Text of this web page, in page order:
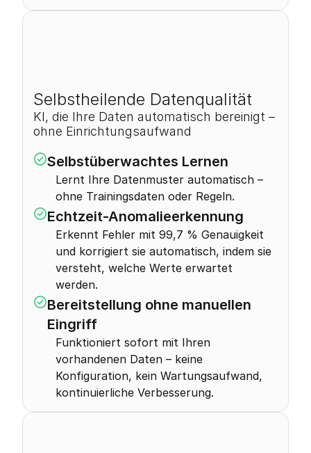
Selbstheilende Datenqualität
KI, die Ihre Daten automatisch bereinigt –
ohne Einrichtungsaufwand
Selbstüberwachtes Lernen
Lernt Ihre Datenmuster automatisch –
ohne Trainingsdaten oder Regeln.
Echtzeit-Anomalieerkennung
Erkennt Fehler mit 99,7 % Genauigkeit
und korrigiert sie automatisch, indem sie
versteht, welche Werte erwartet
werden.
Bereitstellung ohne manuellen
Eingriff
Funktioniert sofort mit Ihren
vorhandenen Daten – keine
Konfiguration, kein Wartungsaufwand,
kontinuierliche Verbesserung.